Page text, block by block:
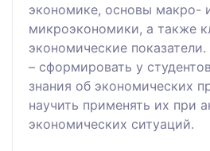
экономике, основы макро-
микроэкономики, а также
экономические
– сформировать у
знания об экономических
научить применять их при
экономических ситуаций.